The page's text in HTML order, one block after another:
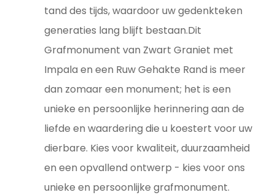
tand des tijds, waardoor uw gedenkteken
generaties lang blijft bestaan.Dit
Grafmonument van Zwart Graniet met
Impala en een Ruw Gehakte Rand is meer
dan zomaar een monument; het is een
unieke en persoonlijke herinnering aan de
liefde en waardering die u koestert voor uw
dierbare. Kies voor kwaliteit, duurzaamheid
en een opvallend ontwerp - kies voor ons
unieke en persoonlijke grafmonument.